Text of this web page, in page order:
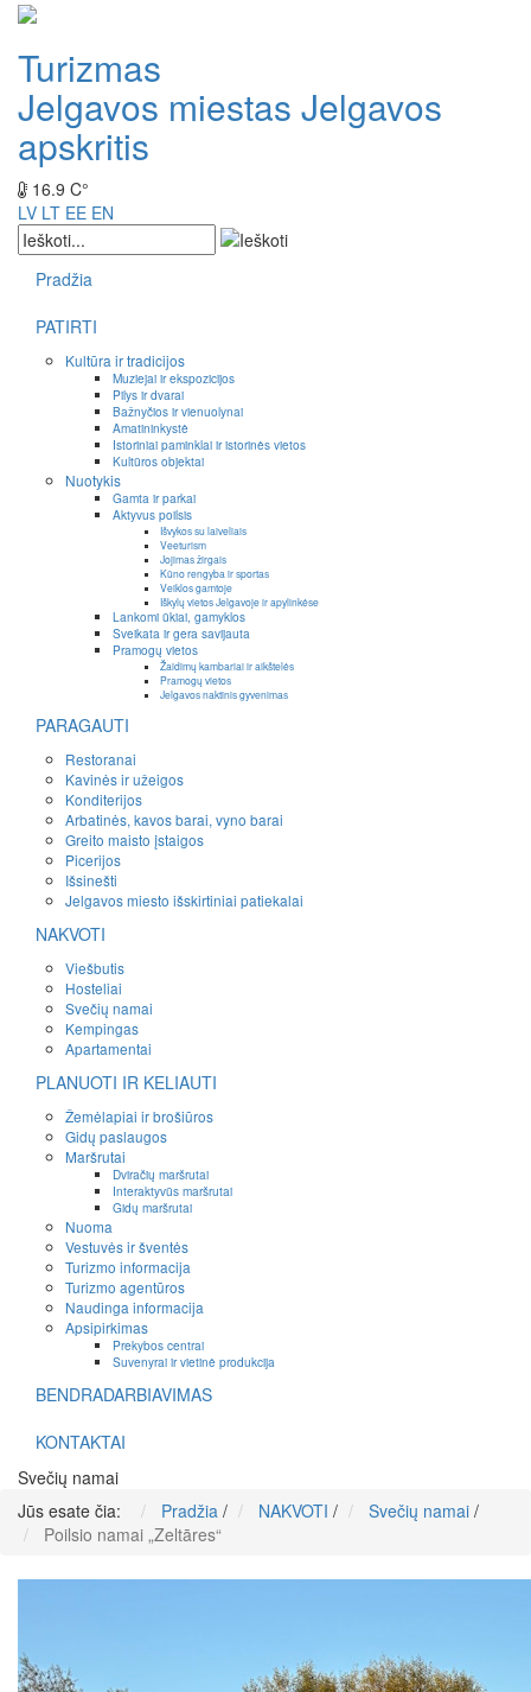
Turizmas
Jelgavos miestas Jelgavos
apskritis
16.9 C°
LV LT EE EN
Pradžia
PATIRTI
Kultūra ir tradicijos
Muziejai ir ekspozicijos
Pilys ir dvarai
Bažnyčios ir vienuolynai
Amatininkystė
Istoriniai paminklai ir istorinės vietos
Kultūros objektai
Nuotykis
Gamta ir parkai
Aktyvus poilsis
Išvykos su laiveliais
Veeturism
Jojimas žirgais
Kūno rengyba ir sportas
Veiklos gamtoje
Iškylų vietos Jelgavoje ir apylinkėse
Lankomi ūkiai, gamyklos
Sveikata ir gera savijauta
Pramogų vietos
Žaidimų kambariai ir aikštelės
Pramogų vietos
Jelgavos naktinis gyvenimas
PARAGAUTI
Restoranai
Kavinės ir užeigos
Konditerijos
Arbatinės, kavos barai, vyno barai
Greito maisto įstaigos
Picerijos
Išsinešti
Jelgavos miesto išskirtiniai patiekalai
NAKVOTI
Viešbutis
Hosteliai
Svečių namai
Kempingas
Apartamentai
PLANUOTI IR KELIAUTI
Žemėlapiai ir brošiūros
Gidų paslaugos
Maršrutai
Dviračių maršrutai
Interaktyvūs maršrutai
Gidų maršrutai
Nuoma
Vestuvės ir šventės
Turizmo informacija
Turizmo agentūros
Naudinga informacija
Apsipirkimas
Prekybos centrai
Suvenyrai ir vietinė produkcija
BENDRADARBIAVIMAS
KONTAKTAI
Svečių namai
Jūs esate čia:
Pradžia / NAKVOTI / Svečių namai /
Poilsio namai „Zeltāres“